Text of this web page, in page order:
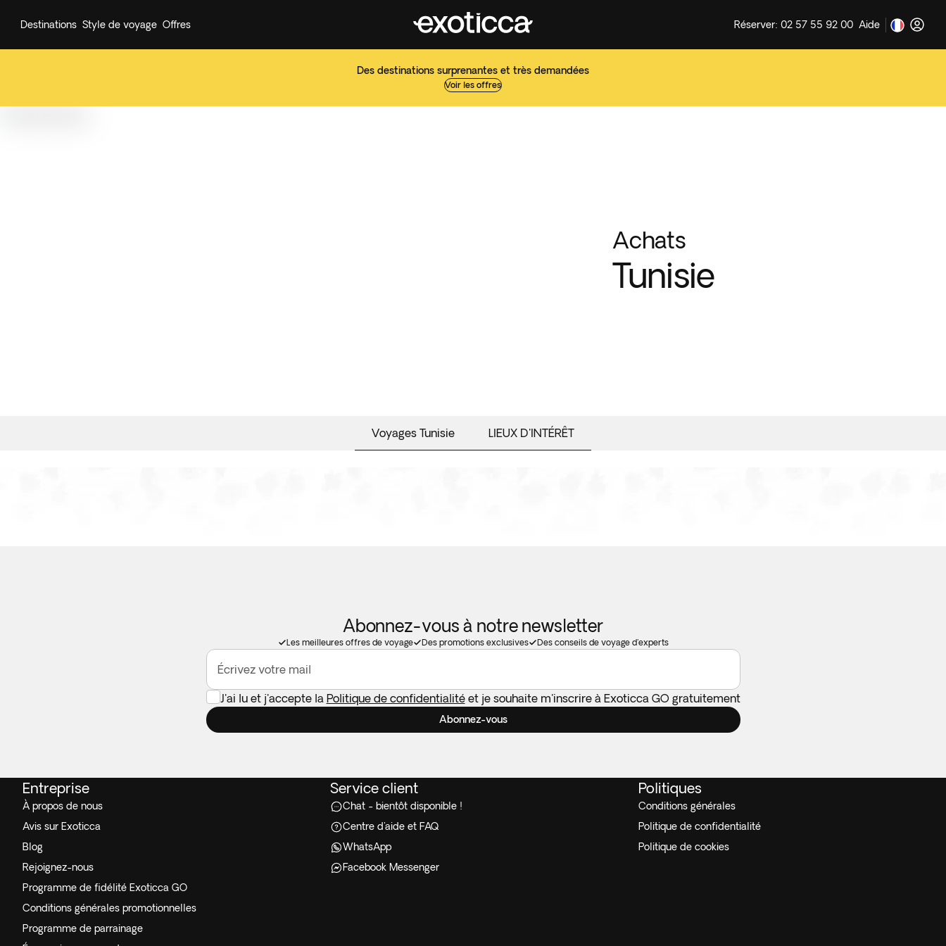
Des destinations surprenantes et très demandées
Voir les offres
Destinations Style de voyage Offres Réserver: 02 57 55 92 00 Aide
Achats
Tunisie
Voyages Tunisie LIEUX D'INTÉRÊT
Abonnez-vous à notre newsletter
Les meilleures offres de voyage Des promotions exclusives Des conseils de voyage d'experts
Écrivez votre mail
J'ai lu et j'accepte la Politique de confidentialitéet je souhaite m'inscrire à Exoticca GO gratuitement
Abonnez-vous
Entreprise
À propos de nous
Avis sur Exoticca
Blog
Rejoignez-nous
Programme de fidélité Exoticca GO
Conditions générales promotionnelles
Programme de parrainage
Service client
Chat - bientôt disponible !
Centre d'aide et FAQ
WhatsApp
Facebook Messenger
Politiques
Conditions générales
Politique de confidentialité
Politique de cookies